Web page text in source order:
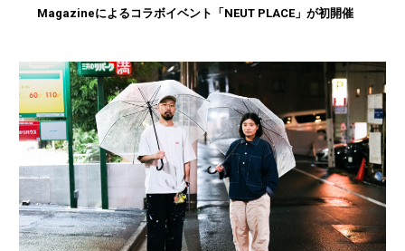
Magazineによるコラボイベント「NEUT PLACE」が初開催